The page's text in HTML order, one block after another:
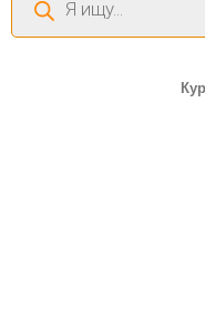
товаров